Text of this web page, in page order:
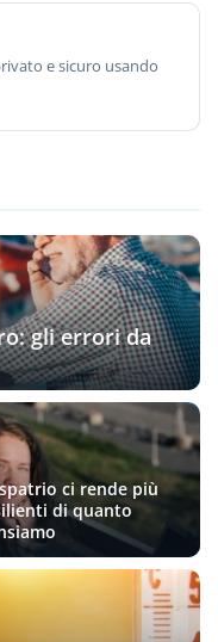
e sicuro usando
gli errori da
ci rende più
di quanto